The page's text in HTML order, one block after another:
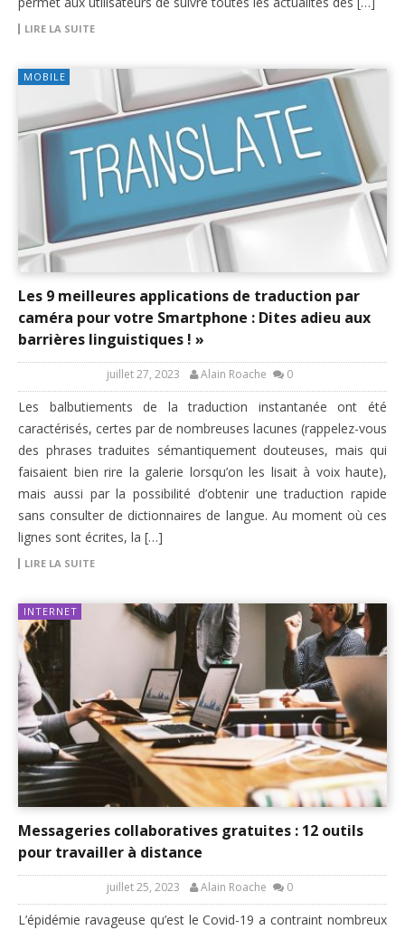
LIRE LA SUITE
MOBILE
Les 9 meilleures applications de traduction par
caméra pour votre Smartphone : Dites adieu aux
barrières linguistiques ! »
juillet 27, 2023 Alain Roache 0
Les balbutiements de la traduction instantanée ont été
caractérisés, certes par de nombreuses lacunes (rappelez-vous
des phrases traduites sémantiquement douteuses, mais qui
faisaient bien rire la galerie lorsqu’on les lisait à voix haute),
mais aussi par la possibilité d’obtenir une traduction rapide
sans consulter de dictionnaires de langue. Au moment où ces
lignes sont écrites, la […]
LIRE LA SUITE
INTERNET
Messageries collaboratives gratuites : 12 outils
pour travailler à distance
juillet 25, 2023 Alain Roache 0
L’épidémie ravageuse qu’est le Covid-19 a contraint nombreux